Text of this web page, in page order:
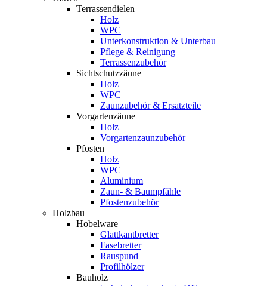
Terrassendielen
Holz
WPC
Unterkonstruktion & Unterbau
Pflege & Reinigung
Terrassenzubehör
Sichtschutzzäune
Holz
WPC
Zaunzubehör & Ersatzteile
Vorgartenzäune
Holz
Vorgartenzaunzubehör
Pfosten
Holz
WPC
Aluminium
Zaun- & Baumpfähle
Pfostenzubehör
Holzbau
Hobelware
Glattkantbretter
Fasebretter
Rauspund
Profilhölzer
Bauholz